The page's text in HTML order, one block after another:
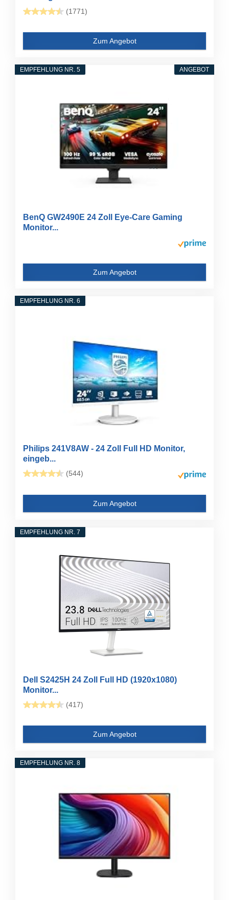
(1771)
Zum Angebot
ANGEBOT
EMPFEHLUNG NR. 5
BenQ GW2490E 24 Zoll Eye-Care Gaming
Monitor...
Zum Angebot
EMPFEHLUNG NR. 6
Philips 241V8AW - 24 Zoll Full HD Monitor,
eingeb...
(544)
Zum Angebot
EMPFEHLUNG NR. 7
Dell S2425H 24 Zoll Full HD (1920x1080)
Monitor...
(417)
Zum Angebot
EMPFEHLUNG NR. 8